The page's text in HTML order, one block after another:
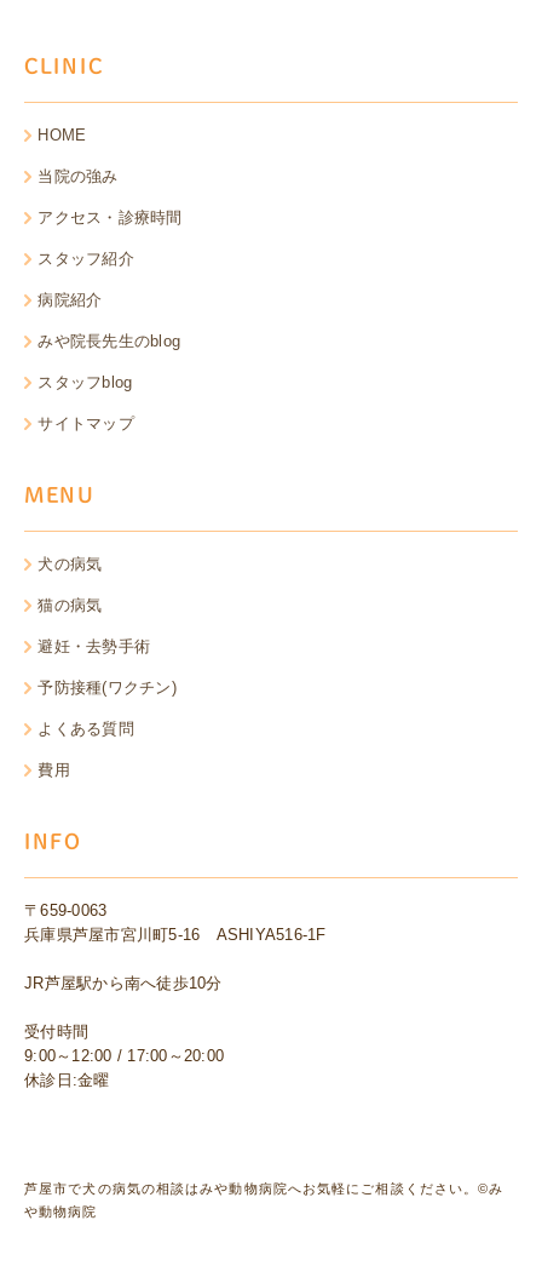
CLINIC
HOME
当院の強み
アクセス・診療時間
スタッフ紹介
病院紹介
みや院長先生のblog
スタッフblog
サイトマップ
MENU
犬の病気
猫の病気
避妊・去勢手術
予防接種(ワクチン)
よくある質問
費用
INFO
〒659-0063
兵庫県芦屋市宮川町5-16 ASHIYA516-1F
JR芦屋駅から南へ徒歩10分
受付時間
9:00～12:00 / 17:00～20:00
休診日:金曜
芦屋市で犬の病気の相談はみや動物病院へお気軽にご相談ください。©み
や動物病院